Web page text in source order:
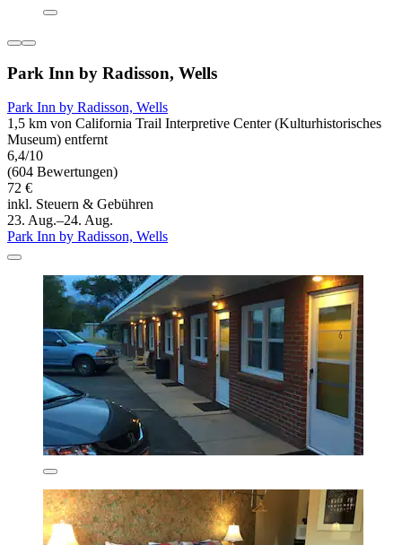
Park Inn by Radisson, Wells
Park Inn by Radisson, Wells
1,5 km von California Trail Interpretive Center (Kulturhistorisches
Museum) entfernt
6,4/10
(604 Bewertungen)
72 €
inkl. Steuern & Gebühren
23. Aug.–24. Aug.
Park Inn by Radisson, Wells